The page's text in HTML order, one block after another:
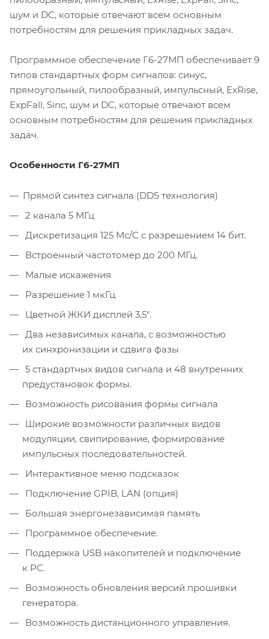
шум и DC, которые отвечают всем основным
потребностям для решения прикладных задач.
Программное обеспечение Г6-27МП обеспечивает 9
типов стандартных форм сигналов: синус,
прямоугольный, пилообразный, импульсный, ExRise,
ExpFall, Sinc, шум и DC, которые отвечают всем
основным потребностям для решения прикладных
задач.
Особенности Г6-27МП
Прямой синтез сигнала (DDS технология)
2 канала 5 МГц
Дискретизация 125 Мс/С с разрешением 14 бит.
Встроенный частотомер до 200 МГц.
Малые искажения
Разрешение 1 мкГц
Цветной ЖКИ дисплей 3,5″.
Два независимых канала, с возможностью
их синхронизации и сдвига фазы
5 стандартных видов сигнала и 48 внутренних
предустановок формы.
Возможность рисования формы сигнала
Широкие возможности различных видов
модуляции, свипирование, формирование
импульсных последовательностей.
Интерактивное меню подсказок
Подключение GPIB, LAN (опция)
Большая энергонезависимая память
Программное обеспечение.
Поддержка USB накопителей и подключение
к PC.
Возможность обновления версий прошивки
генератора.
Возможность дистанционного управления.